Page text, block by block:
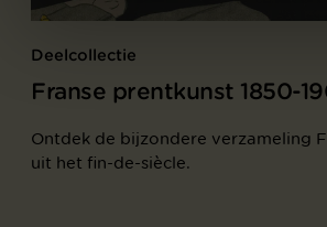
Deelcollectie
Franse prentkunst 1850-
Ontdek de bijzondere verzameling
uit het fin-de-siècle.